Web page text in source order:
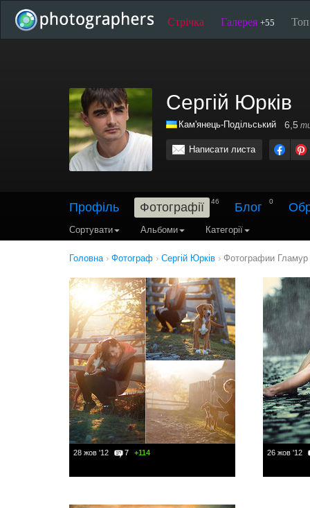
Стрічка Галерея +55
Сергій Юрків
Кам'янець-Подільський 6,5
Написати листа
Профіль Фотографії 46 Блог 0
Сортувати Альбоми Категорії
Головна› Фотограф › Сергій Юрків › Фотографии Гламур
28 жов '12 7 +114 26 жов '12